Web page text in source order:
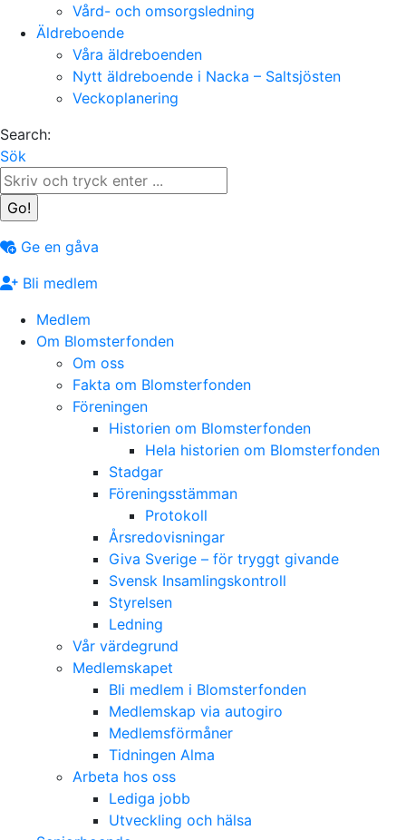
Vård- och omsorgsledning
Äldreboende
Våra äldreboenden
Nytt äldreboende i Nacka – Saltsjösten
Veckoplanering
Search:
Sök
Ge en gåva
Bli medlem
Medlem
Om Blomsterfonden
Om oss
Fakta om Blomsterfonden
Föreningen
Historien om Blomsterfonden
Hela historien om Blomsterfonden
Stadgar
Föreningsstämman
Protokoll
Årsredovisningar
Giva Sverige – för tryggt givande
Svensk Insamlingskontroll
Styrelsen
Ledning
Vår värdegrund
Medlemskapet
Bli medlem i Blomsterfonden
Medlemskap via autogiro
Medlemsförmåner
Tidningen Alma
Arbeta hos oss
Lediga jobb
Utveckling och hälsa